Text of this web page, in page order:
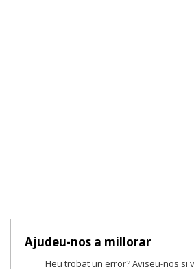
Ajudeu-nos a millorar
Heu trobat un error? Aviseu-nos si